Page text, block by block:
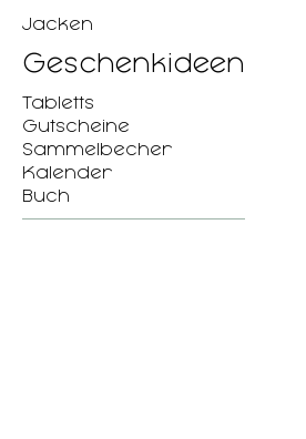
Jacken
Geschenkideen
Tabletts
Gutscheine
Sammelbecher
Kalender
Buch